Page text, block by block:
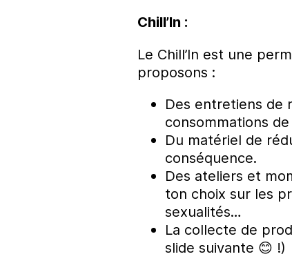
Chill’In :
Le Chill’In est une
proposons :
Des entretiens de
consommations
Du matériel de
conséquence.
Des ateliers et
ton choix sur les
sexualités…
La collecte de
slide suivante 😊 !)